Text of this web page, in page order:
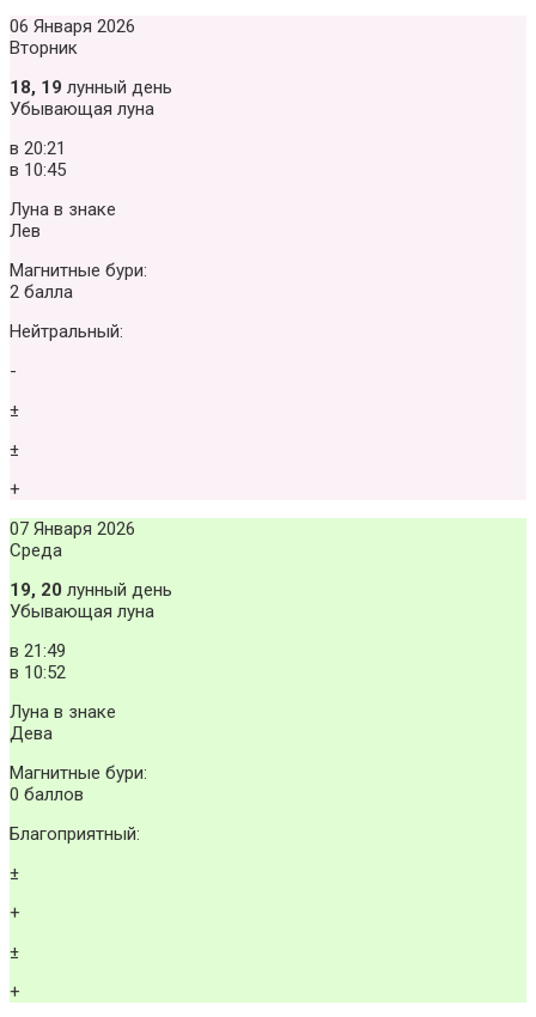
06 Января 2026
Вторник
18, 19 лунный день
Убывающая луна
в 20:21
в 10:45
Луна в знаке
Лев
Магнитные бури:
2 балла
Нейтральный:
-
±
±
+
07 Января 2026
Среда
19, 20 лунный день
Убывающая луна
в 21:49
в 10:52
Луна в знаке
Дева
Магнитные бури:
0 баллов
Благоприятный:
±
+
±
+